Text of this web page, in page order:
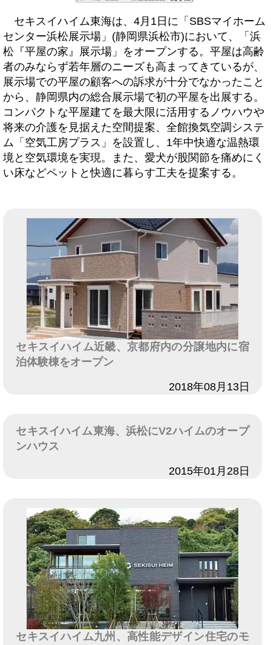
セキスイハイム東海は、4月1日に「SBSマイホーム
センター浜松展示場」(静岡県浜松市)において、「浜
松『平屋の家』展示場」をオープンする。平屋は高齢
者のみならず若年層のニーズも高まってきているが、
展示場での平屋の顧客への訴求が十分でなかったこと
から、静岡県内の総合展示場で初の平屋を出展する。
コンパクトな平屋建てを最大限に活用するノウハウや
将来の介護を見据えた空間提案、全館換気空調システ
ム「空気工房プラス」を設置し、1年中快適な温熱環
境と空気環境を実現。また、愛犬が股関節を痛めにく
い床などペットと快適に暮らす工夫を提案する。
セキスイハイム近畿、京都府内の分譲地内に宿
泊体験棟をオープン
2018年08月13日
セキスイハイム東海、浜松にV2ハイムのオープ
ンハウス
2015年01月28日
セキスイハイム九州、高性能デザイン住宅のモ